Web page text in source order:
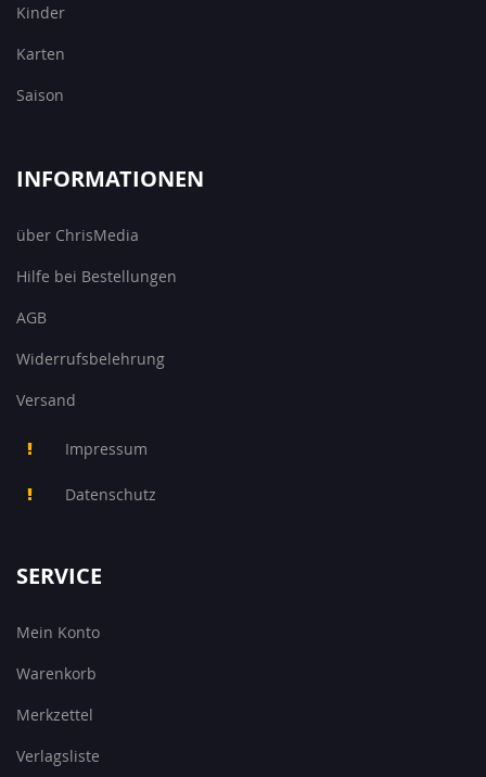
Kinder
Karten
Saison
INFORMATIONEN
über ChrisMedia
Hilfe bei Bestellungen
AGB
Widerrufsbelehrung
Versand
Impressum
Datenschutz
SERVICE
Mein Konto
Warenkorb
Merkzettel
Verlagsliste